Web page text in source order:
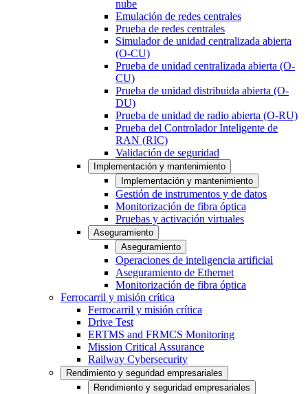
nube
Emulación de redes centrales
Prueba de redes centrales
Simulador de unidad centralizada abierta
(O-CU)
Prueba de unidad centralizada abierta (O-
CU)
Prueba de unidad distribuida abierta (O-
DU)
Prueba de unidad de radio abierta (O-RU)
Prueba del Controlador Inteligente de
RAN (RIC)
Validación de seguridad
Implementación y mantenimiento
Implementación y mantenimiento
Gestión de instrumentos y de datos
Monitorización de fibra óptica
Pruebas y activación virtuales
Aseguramiento
Aseguramiento
Operaciones de inteligencia artificial
Aseguramiento de Ethernet
Monitorización de fibra óptica
Ferrocarril y misión crítica
Ferrocarril y misión crítica
Drive Test
ERTMS and FRMCS Monitoring
Mission Critical Assurance
Railway Cybersecurity
Rendimiento y seguridad empresariales
Rendimiento y seguridad empresariales